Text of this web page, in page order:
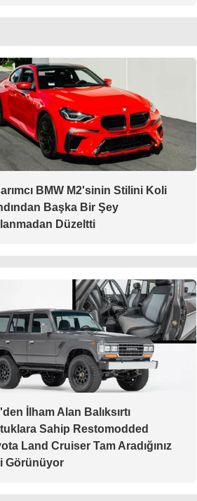
BMW M2'sinin Stilini Koli
Başka Bir Şey
Düzeltti
İlham Alan Balıksırtı
Sahip Restomodded
Land Cruiser Tam Aradığınız
Görünüyor